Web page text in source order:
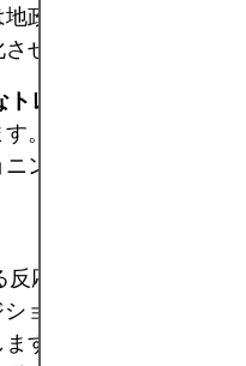
政学的な変化は、市
せる可能性がありま
トレンドとセンチメン
。短期的なニュース
ングを行うのに効果
応は異なることがよ
ョンは、世界的なリ
すが、